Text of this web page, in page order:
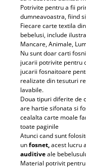
Potrivite pentru a fii
dumneavoastra, fiind
Fiecare carte textila
bebelusi, include
Mancare, Animale,
Nu sunt doar carti
jucarii potrivite pentru
jucarii fosnaitoare
realizate din tesuturi
lavabile.
Doua tipuri diferite de
are hartie sifonata si
cealalta carte moale
toate paginile
Atunci cand sunt
unfosnet,acest lucru
auditiveale
Material potrivit